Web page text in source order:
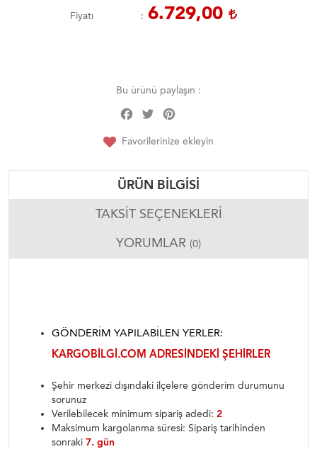
Fiyatı 6.729,00
Bu ürünü paylaşın :
Facebook
Twitter
Favorilerinize ekleyin
ÜRÜN BILGISI
TAKSIT SEÇENEKLERI
YORUMLAR (0)
GÖNDERIM YAPILABILEN YERLER:
KARGOBILGI.COM ADRESINDEKI ŞEHIRLER
Şehir merkezi dışındaki ilçelere gönderim durumunu
sorunuz
Verilebilecek minimum sipariş adedi: 2
Maksimum kargolanma süresi: Sipariş tarihinden
sonraki 7. gün